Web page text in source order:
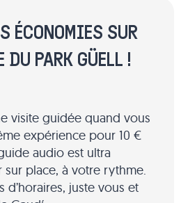
ÉCONOMIES SUR
PARK GÜELL !
visite guidée quand vous
expérience pour 10 €
audio est ultra
place, à votre rythme.
d’horaires, juste vous et